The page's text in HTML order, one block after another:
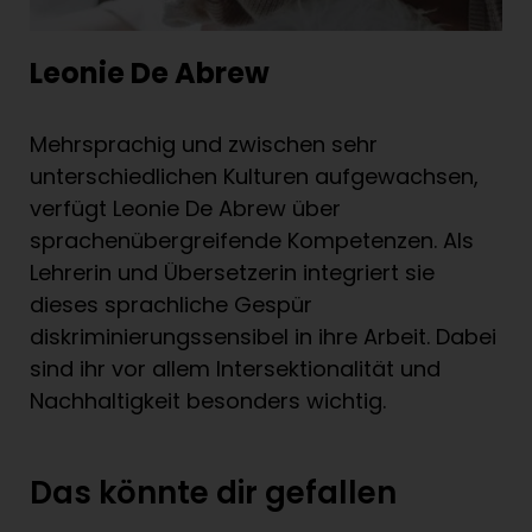
Leonie De Abrew
Mehrsprachig und zwischen sehr
unterschiedlichen Kulturen aufgewachsen,
verfügt Leonie De Abrew über
sprachenübergreifende Kompetenzen. Als
Lehrerin und Übersetzerin integriert sie
dieses sprachliche Gespür
diskriminierungssensibel in ihre Arbeit. Dabei
sind ihr vor allem Intersektionalität und
Nachhaltigkeit besonders wichtig.
Das könnte dir gefallen